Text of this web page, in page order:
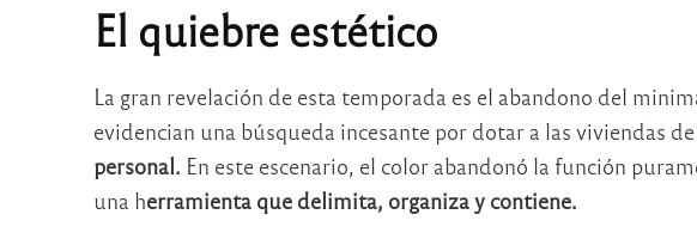
El quiebre estético
La gran revelación de esta temporada es el abandono del
evidencian una búsqueda incesante por dotar a las viviendas
personal. En este escenario, el color abandonó la función
una herramienta que delimita, organiza y contiene.